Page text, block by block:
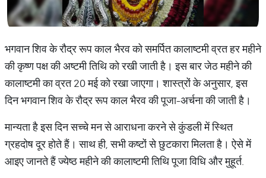
भगवान शिव के रौद्र रूप काल भैरव को समर्पित कालाष्टमी व्रत हर महीने
की कृष्ण पक्ष की अष्टमी तिथि को रखी जाती है। इस बार जेठ महीने की
कालाष्टमी का व्रत 20 मई को रखा जाएगा। शास्त्रों के अनुसार, इस
दिन भगवान शिव के रौद्र रूप काल भैरव की पूजा-अर्चना की जाती है।
मान्यता है इस दिन सच्चे मन से आराधना करने से कुंडली में स्थित
ग्रहदोष दूर होते हैं। साथ ही, सभी कष्टों से छुटकारा मिलता है। ऐसे में
आइए जानते हैं ज्येष्ठ महीने की कालाष्टमी तिथि पूजा विधि और मुहूर्त.